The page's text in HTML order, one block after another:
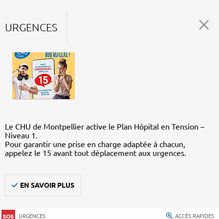
URGENCES
Le CHU de Montpellier active le Plan Hôpital en Tension –
Niveau 1.
Pour garantir une prise en charge adaptée à chacun,
appelez le 15 avant tout déplacement aux urgences.
EN SAVOIR PLUS
URGENCES ACCÈS RAPIDES